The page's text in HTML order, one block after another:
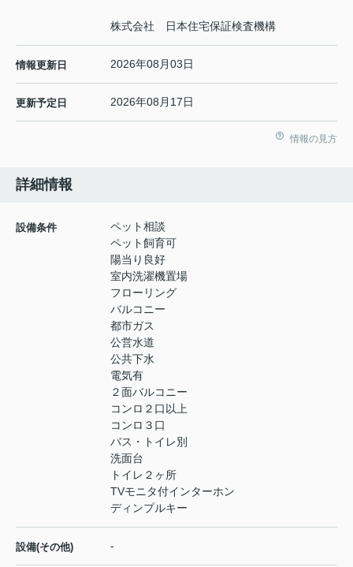
株式会社 日本住宅保証検査機構
情報更新日 2026年08月03日
更新予定日 2026年08月17日
情報の見方
詳細情報
設備条件
ペット相談
ペット飼育可
陽当り良好
室内洗濯機置場
フローリング
バルコニー
都市ガス
公営水道
公共下水
電気有
２面バルコニー
コンロ２口以上
コンロ３口
バス・トイレ別
洗面台
トイレ２ヶ所
TVモニタ付インターホン
ディンプルキー
設備(その他) -